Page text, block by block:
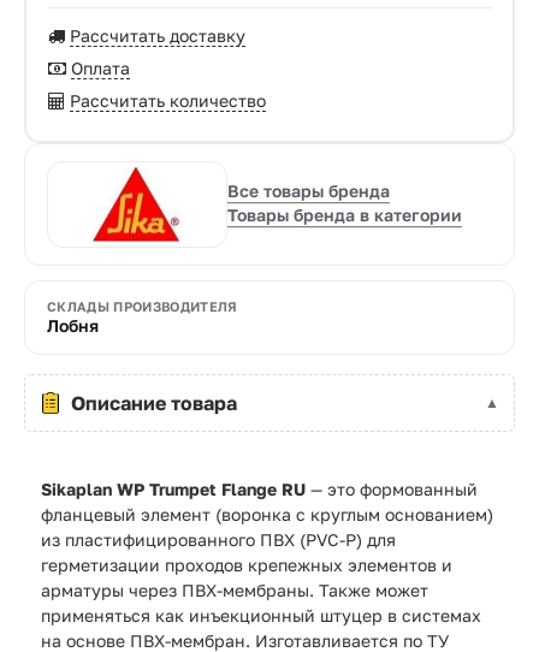
Рассчитать доставку
Оплата
Рассчитать количество
Все товары бренда
Товары бренда в категории
СКЛАДЫ ПРОИЗВОДИТЕЛЯ
Лобня
Описание товара
Sikaplan WP Trumpet Flange RU — это формованный
фланцевый элемент (воронка с круглым основанием)
из пластифицированного ПВХ (PVC-P) для
герметизации проходов крепежных элементов и
арматуры через ПВХ-мембраны. Также может
применяться как инъекционный штуцер в системах
на основе ПВХ-мембран. Изготавливается по ТУ